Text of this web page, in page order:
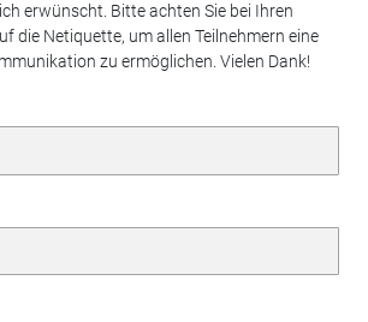
erwünscht. Bitte achten Sie bei Ihren
die Netiquette, um allen Teilnehmern eine
zu ermöglichen. Vielen Dank!